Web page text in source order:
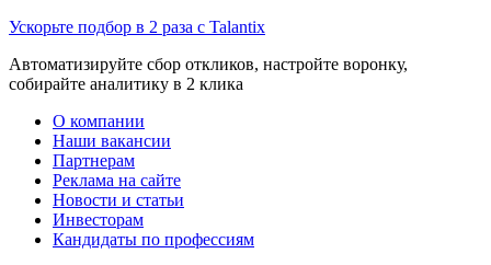
Ускорьте подбор в 2 раза с Talantix
Автоматизируйте сбор откликов, настройте воронку,
собирайте аналитику в 2 клика
О компании
Наши вакансии
Партнерам
Реклама на сайте
Новости и статьи
Инвесторам
Кандидаты по профессиям